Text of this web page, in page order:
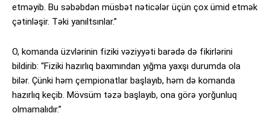
etməyib. Bu səbəbdən müsbət nəticələr üçün çox ümid etmək
çətinləşir. Təki yanıltsınlar.”
O, komanda üzvlərinin fiziki vəziyyəti barədə də fikirlərini
bildirib: “Fiziki hazırlıq baxımından yığma yaxşı durumda ola
bilər. Çünki həm çempionatlar başlayıb, həm də komanda
hazırlıq keçib. Mövsüm təzə başlayıb, ona görə yorğunluq
olmamalıdır.”